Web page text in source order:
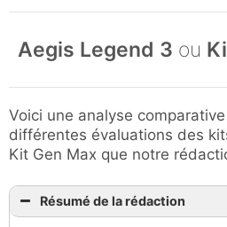
Aegis Legend 3 ou
Voici une analyse
différentes évaluations des
Kit Gen Max que notre
Résumé de la rédaction